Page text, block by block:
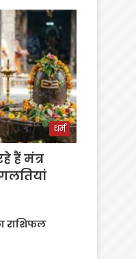
धर्म
हैं मंत्र
राशिफल